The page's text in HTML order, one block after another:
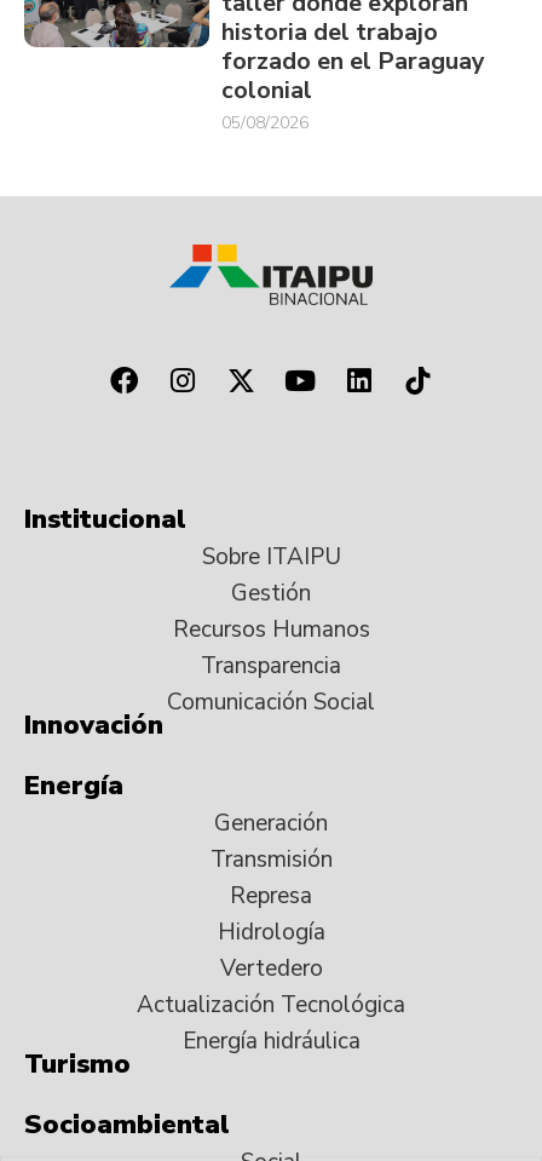
historia del trabajo
forzado en el Paraguay
colonial
05/08/2026
Institucional
Sobre ITAIPU
Gestión
Recursos Humanos
Transparencia
Comunicación Social
Innovación
Energía
Generación
Transmisión
Represa
Hidrología
Vertedero
Actualización Tecnológica
Energía hidráulica
Turismo
Socioambiental